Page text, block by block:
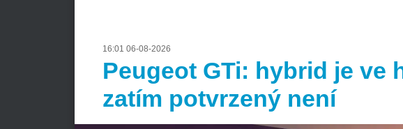
16:01 06-08-2026
Peugeot GTi: hybrid je ve
zatím potvrzený není